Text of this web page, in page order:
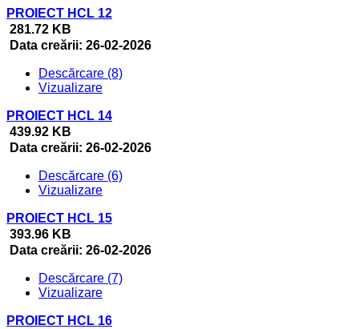
PROIECT HCL 12
281.72 KB
Data creării: 26-02-2026
Descărcare (8)
Vizualizare
PROIECT HCL 14
439.92 KB
Data creării: 26-02-2026
Descărcare (6)
Vizualizare
PROIECT HCL 15
393.96 KB
Data creării: 26-02-2026
Descărcare (7)
Vizualizare
PROIECT HCL 16